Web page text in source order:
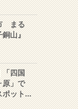
まる
山』
「四国
原」で
ット